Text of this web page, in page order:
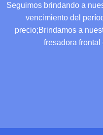
Seguimos brindando a
vencimiento del
precio;Brindamos a
fresadora frontal